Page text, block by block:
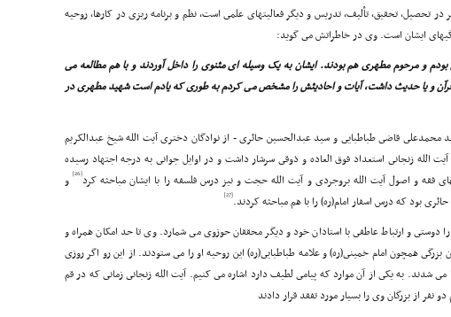
در تحصیل، تحقیق، تألیف، تدریس و دیگر فعالیتهاى علمى است، نظم و برنامه ریزى در کارها، روحیه
ایشان است. وى در خاطراتش مى گوید:
سال 42 که در زندان بودم و مرحوم مطهرى هم بودند. ایشان به یک وسیله اى مثنوى را داخل آوردند و با هم مطالعه مى
قرآن و یا حدیث داشت، آیات و احادیثش را مشخص مى کردم به طورى که یادم است شهید مطهرى در
قاضى طباطبایى و سید عبدالحسین حائرى - از نوادگان دخترى آیت الله شیخ عبدالکریم
الله زنجانى استعداد فوق العاده و ذوقى سرشار داشت و در اوایل جوانى به درجه اجتهاد رسیده
فقه و اصول آیت الله بروجردى و آیت الله حجت و نیز درس فلسفه را با ایشان مباحثه کرد[26]
و
بود که درس اسفار امام(ره) را با هم مباحثه کردند.[27]
دوستى و ارتباط عاطفى با استادان خود و دیگر محققان حوزوى مى شمارد. وى تا حد امکان همراه و
بزرگى همچون امام خمینى(ره) و علامه طباطبایى(ره) این روحیه او را مى ستودند. از این رو اگر روزى
شدند. به یکى از آن موارد که پیامى لطیف دارد اشاره مى کنیم. آیت الله زنجانى زمانى که در قم
نفر از بزرگان وى را بسیار مورد تفقد قرار دادند